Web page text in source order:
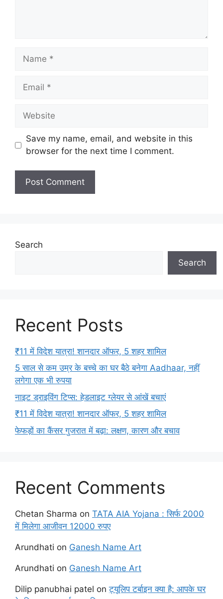
Name
Email
Website
Save my name, email, and website in this
browser for the next time I comment.
Search
Search
Recent Posts
₹11 में विदेश यात्रा! शानदार ऑफर, 5 शहर शामिल
5 साल से कम उम्र के बच्चे का घर बैठे बनेगा Aadhaar, नहीं
लगेगा एक भी रुपया
नाइट ड्राइविंग टिप्स: हेडलाइट ग्लेयर से आंखें बचाएं
₹11 में विदेश यात्रा! शानदार ऑफर, 5 शहर शामिल
फेफड़ों का कैंसर गुजरात में बढ़ा: लक्षण, कारण और बचाव
Recent Comments
Chetan Sharma on TATA AIA Yojana : सिर्फ 2000
में मिलेगा आजीवन 12000 रुपए
Arundhati on Ganesh Name Art
Arundhati on Ganesh Name Art
Dilip panubhai patel onट्यूलिप टर्बाइन क्या है: आपके घर